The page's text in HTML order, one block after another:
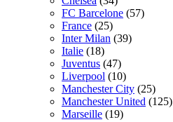
FC Barcelone (57)
France (25)
Inter Milan (39)
Italie (18)
Juventus (47)
Liverpool (10)
Manchester City (25)
Manchester United (125)
Marseille (19)